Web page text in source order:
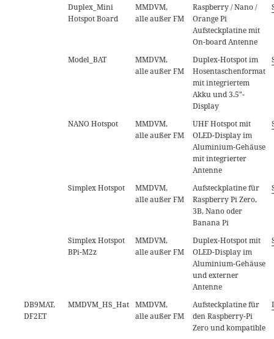
Duplex_Mini
Hotspot Board
MMDVM,
alle außer FM
Raspberry / Nano /
Orange Pi
Aufsteckplatine mit
On-board Antenne
Model_BAT
MMDVM,
alle außer FM
Duplex-Hotspot im
Hosentaschenformat
mit integriertem
Akku und 3.5"-
Display
NANO Hotspot
MMDVM,
alle außer FM
UHF Hotspot mit
OLED-Display im
Aluminium-Gehäuse
mit integrierter
Antenne
Simplex Hotspot
MMDVM,
alle außer FM
Aufsteckplatine für
Raspberry Pi Zero,
3B, Nano oder
Banana Pi
Simplex Hotspot
BPi-M2z
MMDVM,
alle außer FM
Duplex-Hotspot mit
OLED-Display im
Aluminium-Gehäuse
und externer
Antenne
DB9MAT,
DF2ET
MMDVM_HS_Hat
MMDVM,
alle außer FM
Aufsteckplatine für
den Raspberry-Pi
Zero und kompatible